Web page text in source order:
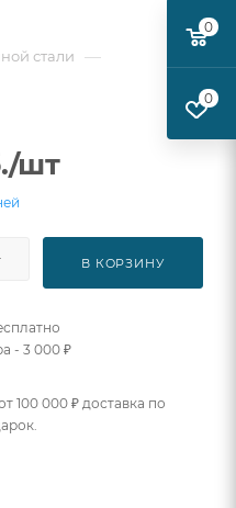
стали —
/шт
В КОРЗИНУ
- 3 000 ₽
100 000 ₽ доставка по
0
0